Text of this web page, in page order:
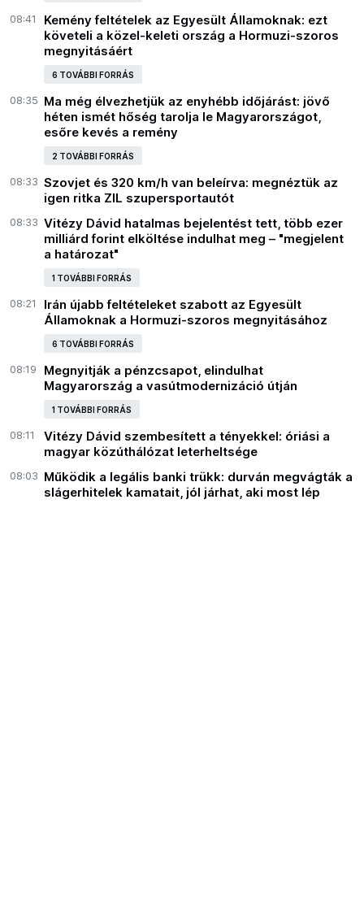
08:41
Kemény feltételek az Egyesült Államoknak: ezt
követeli a közel-keleti ország a Hormuzi-szoros
megnyitásáért
6 TOVÁBBI FORRÁS
08:35 Ma még élvezhetjük az enyhébb időjárást: jövő
héten ismét hőség tarolja le Magyarországot,
esőre kevés a remény
2 TOVÁBBI FORRÁS
08:33 Szovjet és 320 km/h van beleírva: megnéztük az
igen ritka ZIL szupersportautót
08:33 Vitézy Dávid hatalmas bejelentést tett, több ezer
milliárd forint elköltése indulhat meg – "megjelent
a határozat"
1 TOVÁBBI FORRÁS
08:21
Irán újabb feltételeket szabott az Egyesült
Államoknak a Hormuzi-szoros megnyitásához
6 TOVÁBBI FORRÁS
08:19
Megnyitják a pénzcsapot, elindulhat
Magyarország a vasútmodernizáció útján
1 TOVÁBBI FORRÁS
08:11
Vitézy Dávid szembesített a tényekkel: óriási a
magyar közúthálózat leterheltsége
08:03 Működik a legális banki trükk: durván megvágták a
slágerhitelek kamatait, jól járhat, aki most lép